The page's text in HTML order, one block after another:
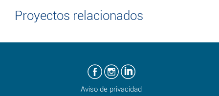
Proyectos relacionados
Aviso de privacidad